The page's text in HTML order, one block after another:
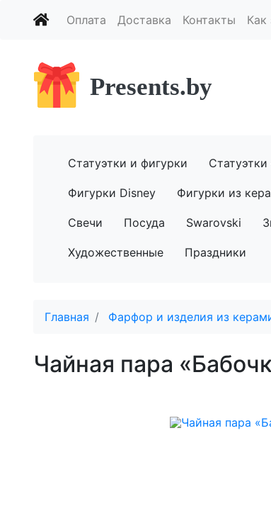
Оплата Доставка Контакты Как
Presents.by
Статуэтки и фигурки
Фигурки Disney Фигурки из
Свечи Посуда Swarovski
Художественные Праздники
Главная Фарфор и изделия из
Чайная пара